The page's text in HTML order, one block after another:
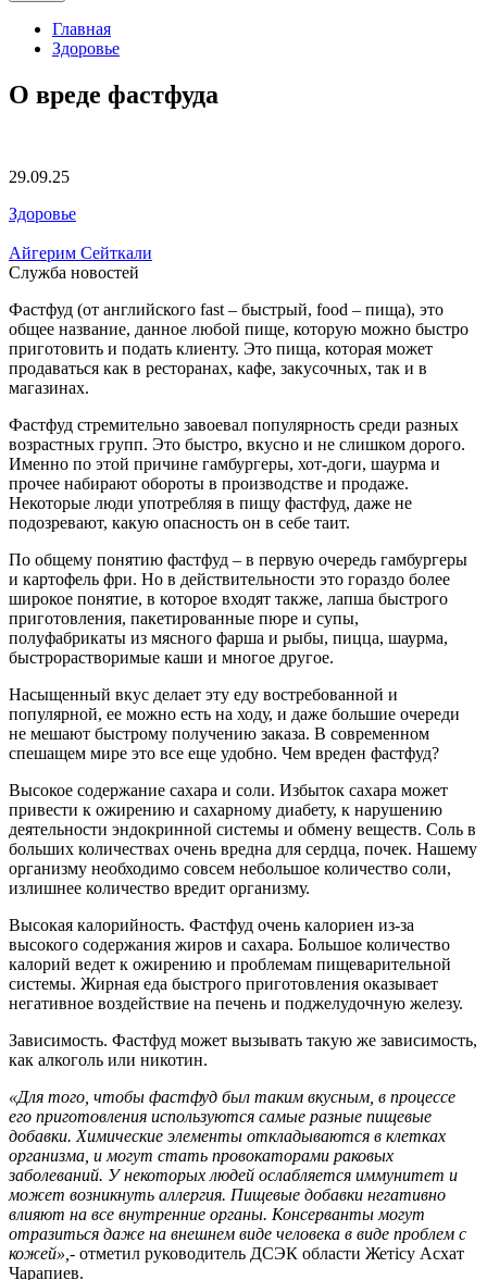
Главная
Здоровье
О вреде фастфуда
29.09.25
Здоровье
Айгерим Сейткали
Служба новостей
Фастфуд (от английского fast – быстрый, food – пища), это
общее название, данное любой пище, которую можно быстро
приготовить и подать клиенту. Это пища, которая может
продаваться как в ресторанах, кафе, закусочных, так и в
магазинах.
Фастфуд стремительно завоевал популярность среди разных
возрастных групп. Это быстро, вкусно и не слишком дорого.
Именно по этой причине гамбургеры, хот-доги, шаурма и
прочее набирают обороты в производстве и продаже.
Некоторые люди употребляя в пищу фастфуд, даже не
подозревают, какую опасность он в себе таит.
По общему понятию фастфуд – в первую очередь гамбургеры
и картофель фри. Но в действительности это гораздо более
широкое понятие, в которое входят также, лапша быстрого
приготовления, пакетированные пюре и супы,
полуфабрикаты из мясного фарша и рыбы, пицца, шаурма,
быстрорастворимые каши и многое другое.
Насыщенный вкус делает эту еду востребованной и
популярной, ее можно есть на ходу, и даже большие очереди
не мешают быстрому получению заказа. В современном
спешащем мире это все еще удобно. Чем вреден фастфуд?
Высокое содержание сахара и соли. Избыток сахара может
привести к ожирению и сахарному диабету, к нарушению
деятельности эндокринной системы и обмену веществ. Соль в
больших количествах очень вредна для сердца, почек. Нашему
организму необходимо совсем небольшое количество соли,
излишнее количество вредит организму.
Высокая калорийность. Фастфуд очень калориен из-за
высокого содержания жиров и сахара. Большое количество
калорий ведет к ожирению и проблемам пищеварительной
системы. Жирная еда быстрого приготовления оказывает
негативное воздействие на печень и поджелудочную железу.
Зависимость. Фастфуд может вызывать такую же зависимость,
как алкоголь или никотин.
«Для того, чтобы фастфуд был таким вкусным, в процессе
его приготовления используются самые разные пищевые
добавки. Химические элементы откладываются в клетках
организма, и могут стать провокаторами раковых
заболеваний. У некоторых людей ослабляется иммунитет и
может возникнуть аллергия. Пищевые добавки негативно
влияют на все внутренние органы. Консерванты могут
отразиться даже на внешнем виде человека в виде проблем с
кожей»,- отметил руководитель ДСЭК области Жетісу Асхат
Чарапиев.